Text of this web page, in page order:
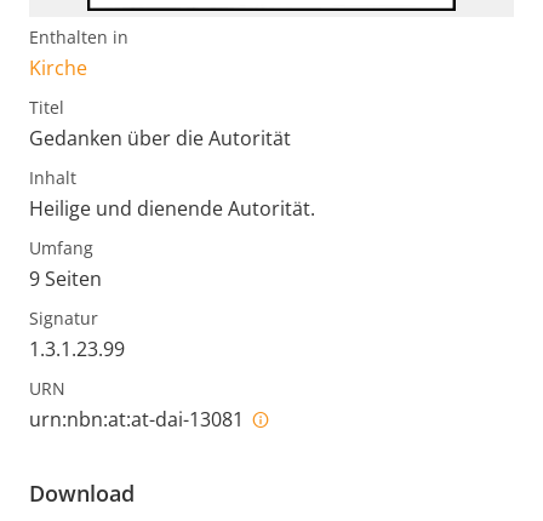
Enthalten in
Kirche
Titel
Gedanken über die Autorität
Inhalt
Heilige und dienende Autorität.
Umfang
9 Seiten
Signatur
1.3.1.23.99
URN
urn:nbn:at:at-dai-13081
Download